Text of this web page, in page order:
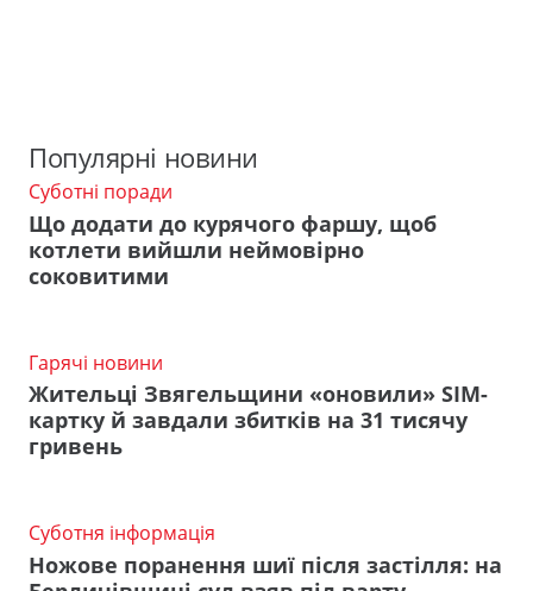
Популярні новини
Суботні поради
Що додати до курячого фаршу, щоб
котлети вийшли неймовірно
соковитими
Гарячі новини
Жительці Звягельщини «оновили» SIM-
картку й завдали збитків на 31 тисячу
гривень
Суботня інформація
Ножове поранення шиї після застілля: на